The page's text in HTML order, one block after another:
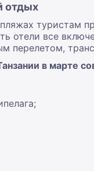
отдых
туристам
отели все
перелетом,
в марте